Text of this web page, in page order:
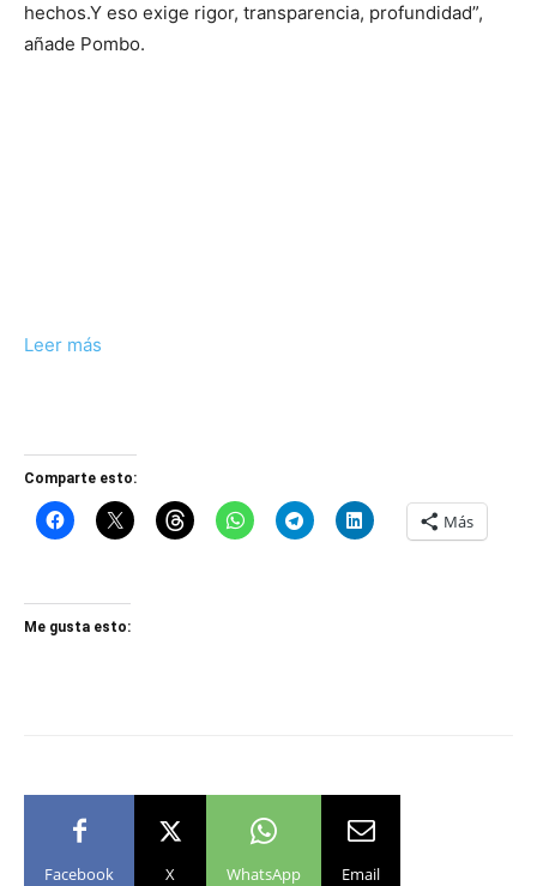
hechos.Y eso exige rigor, transparencia, profundidad”,
añade Pombo.
Leer más
Comparte esto:
Más
Me gusta esto:
Facebook X WhatsApp Email